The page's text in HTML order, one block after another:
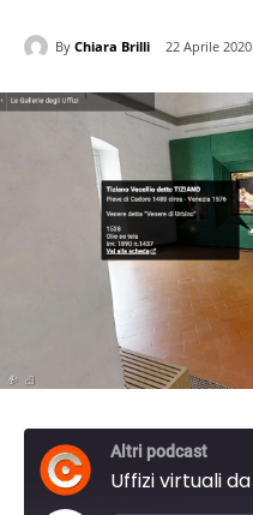
By Chiara Brilli 22 Aprile 2020
Altri podcast